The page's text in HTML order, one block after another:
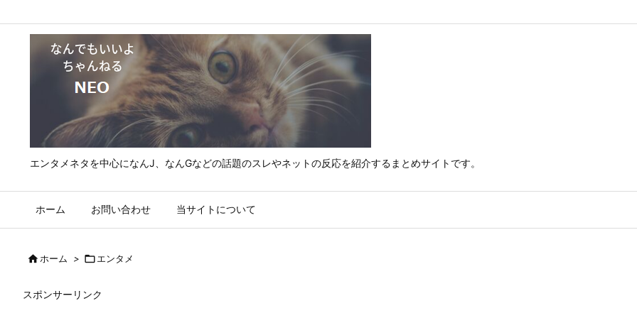
エンタメネタを中心になんJ、なんGなどの話題のスレやネットの反応を紹介するまとめサイトです。
ホーム お問い合わせ 当サイトについて
ホーム > エンタメ
スポンサーリンク